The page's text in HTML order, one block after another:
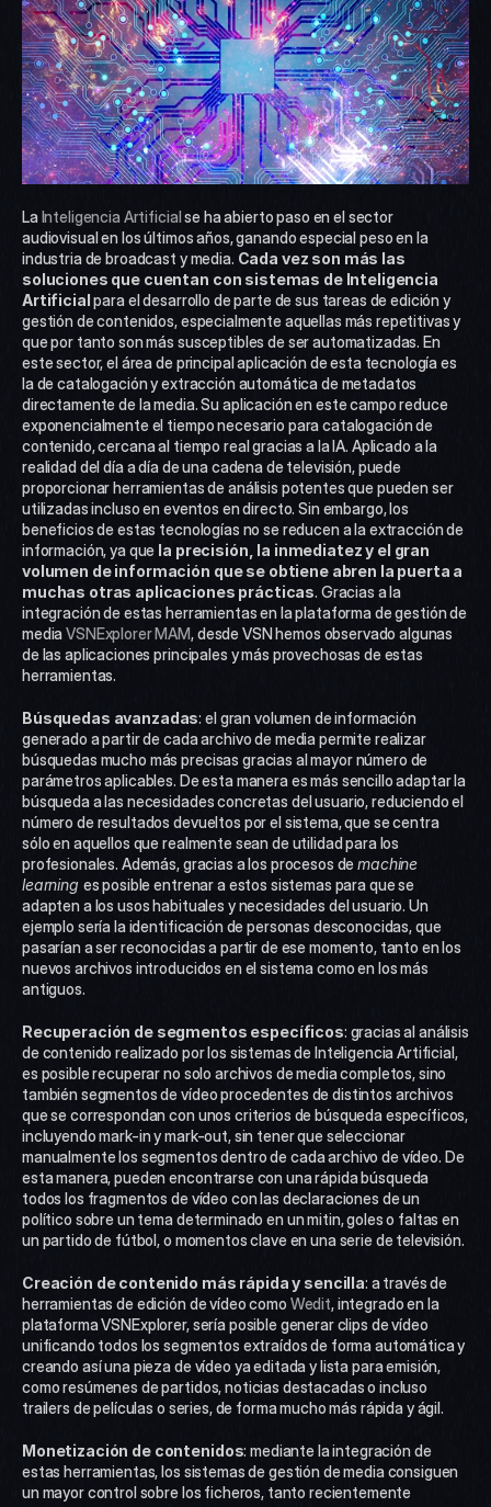
La Inteligencia Artificial se ha abierto paso en el sector
audiovisual en los últimos años, ganando especial peso en la
industria de broadcast y media. Cada vez son más las
soluciones que cuentan con sistemas de Inteligencia
Artificial para el desarrollo de parte de sus tareas de edición y
gestión de contenidos, especialmente aquellas más repetitivas y
que por tanto son más susceptibles de ser automatizadas. En
este sector, el área de principal aplicación de esta tecnología es
la de catalogación y extracción automática de metadatos
directamente de la media. Su aplicación en este campo reduce
exponencialmente el tiempo necesario para catalogación de
contenido, cercana al tiempo real gracias a la IA. Aplicado a la
realidad del día a día de una cadena de televisión, puede
proporcionar herramientas de análisis potentes que pueden ser
utilizadas incluso en eventos en directo. Sin embargo, los
beneficios de estas tecnologías no se reducen a la extracción de
información, ya que la precisión, la inmediatez y el gran
volumen de información que se obtiene abren la puerta a
muchas otras aplicaciones prácticas. Gracias a la
integración de estas herramientas en la plataforma de gestión de
media VSNExplorer MAM, desde VSN hemos observado algunas
de las aplicaciones principales y más provechosas de estas
herramientas.
Búsquedas avanzadas: el gran volumen de información
generado a partir de cada archivo de media permite realizar
búsquedas mucho más precisas gracias al mayor número de
parámetros aplicables. De esta manera es más sencillo adaptar la
búsqueda a las necesidades concretas del usuario, reduciendo el
número de resultados devueltos por el sistema, que se centra
sólo en aquellos que realmente sean de utilidad para los
profesionales. Además, gracias a los procesos de machine
learning es posible entrenar a estos sistemas para que se
adapten a los usos habituales y necesidades del usuario. Un
ejemplo sería la identificación de personas desconocidas, que
pasarían a ser reconocidas a partir de ese momento, tanto en los
nuevos archivos introducidos en el sistema como en los más
antiguos.
Recuperación de segmentos específicos: gracias al análisis
de contenido realizado por los sistemas de Inteligencia Artificial,
es posible recuperar no solo archivos de media completos, sino
también segmentos de vídeo procedentes de distintos archivos
que se correspondan con unos criterios de búsqueda específicos,
incluyendo mark-in y mark-out, sin tener que seleccionar
manualmente los segmentos dentro de cada archivo de vídeo. De
esta manera, pueden encontrarse con una rápida búsqueda
todos los fragmentos de vídeo con las declaraciones de un
político sobre un tema determinado en un mitin, goles o faltas en
un partido de fútbol, o momentos clave en una serie de televisión.
Creación de contenido más rápida y sencilla: a través de
herramientas de edición de vídeo como Wedit, integrado en la
plataforma VSNExplorer, sería posible generar clips de vídeo
unificando todos los segmentos extraídos de forma automática y
creando así una pieza de vídeo ya editada y lista para emisión,
como resúmenes de partidos, noticias destacadas o incluso
trailers de películas o series, de forma mucho más rápida y ágil.
Monetización de contenidos: mediante la integración de
estas herramientas, los sistemas de gestión de media consiguen
un mayor control sobre los ficheros, tanto recientemente